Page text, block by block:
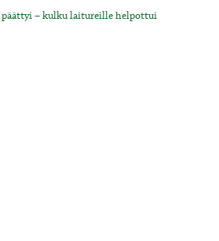
– kulku laitureille helpottui